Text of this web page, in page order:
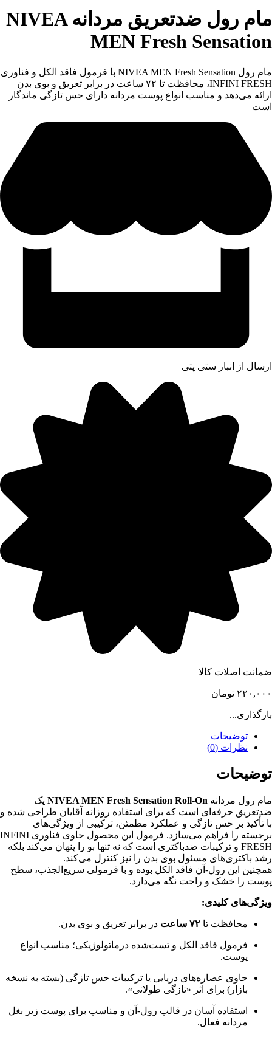
مام رول ضدتعریق مردانه NIVEA
MEN Fresh Sensation
مام رول NIVEA MEN Fresh Sensation با فرمول فاقد الکل و فناوری
INFINI FRESH، محافظت تا ۷۲ ساعت در برابر تعریق و بوی بدن
ارائه می‌دهد و مناسب انواع پوست مردانه دارای حس تازگی ماندگار
است
ارسال از انبار ستی پتی
ضمانت اصلات کالا
۲۲۰,۰۰۰ تومان
بارگذاری...
توضیحات
نظرات (0)
توضیحات
مام رول مردانه NIVEA MEN Fresh Sensation Roll-On یک
ضدتعریق حرفه‌ای است که برای استفاده روزانه آقایان طراحی شده و
با تأکید بر حس تازگی و عملکرد مطمئن، ترکیبی از ویژگی‌های
برجسته را فراهم می‌سازد. فرمول این محصول حاوی فناوری INFINI
FRESH و ترکیبات ضدباکتری است که نه تنها بو را پنهان می‌کند بلکه
رشد باکتری‌های مسئول بوی بدن را نیز کنترل می‌کند.
همچنین این رول-آن فاقد الکل بوده و با فرمولی سریع‌الجذب، سطح
پوست را خشک و راحت نگه می‌دارد.
ویژگی‌های کلیدی:
محافظت تا ۷۲ ساعت در برابر تعریق و بوی بدن.
فرمول فاقد الکل و تست‌شده درماتولوژیکی؛ مناسب انواع
پوست.
حاوی عصاره‌های دریایی یا ترکیبات حس تازگی (بسته به نسخه
بازار) برای اثر «تازگی طولانی».
استفاده آسان در قالب رول-آن و مناسب برای پوست زیر بغل
مردانه فعال.